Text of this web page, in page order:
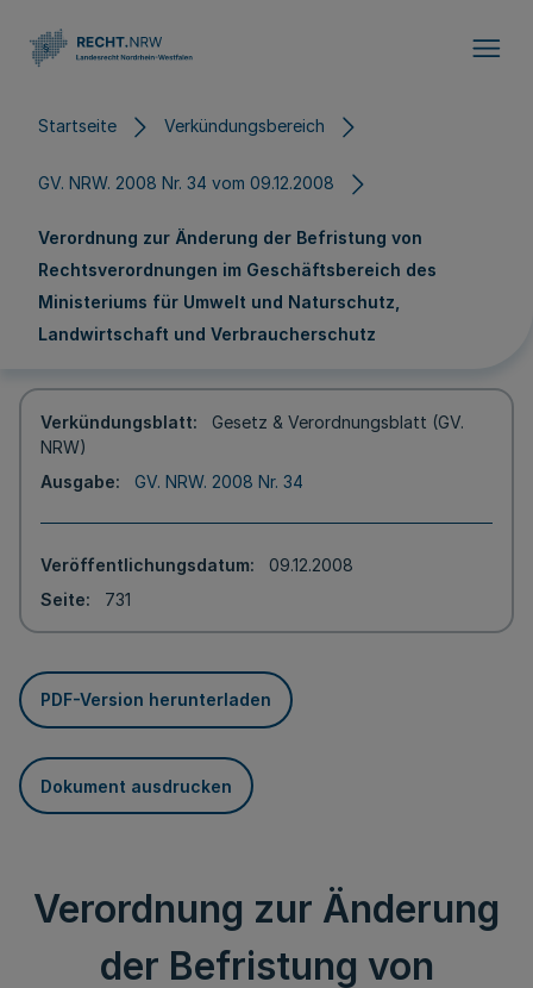
Startseite Verkündungsbereich
GV. NRW. 2008 Nr. 34 vom 09.12.2008
Verordnung zur Änderung der Befristung von
Rechtsverordnungen im Geschäftsbereich des
Ministeriums für Umwelt und Naturschutz,
Landwirtschaft und Verbraucherschutz
Verkündungsblatt
Gesetz & Verordnungsblatt (GV.
NRW)
Ausgabe
GV. NRW. 2008 Nr. 34
Veröffentlichungsdatum
09.12.2008
Seite
731
PDF-Version herunterladen
Dokument ausdrucken
Verordnung zur Änderung
der Befristung von